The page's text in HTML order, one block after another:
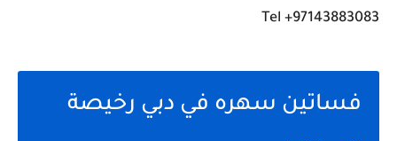
97143883083+ Tel
فساتين سهره في دبي رخيصة